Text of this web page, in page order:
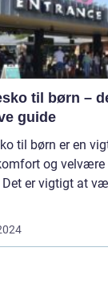
til børn –
guide
til børn er en
og velvære
Det er vigtigt at